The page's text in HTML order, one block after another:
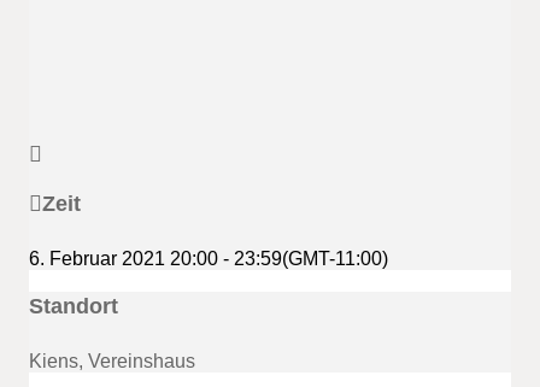
Zeit
6. Februar 2021 20:00 - 23:59(GMT-11:00)
Standort
Kiens, Vereinshaus